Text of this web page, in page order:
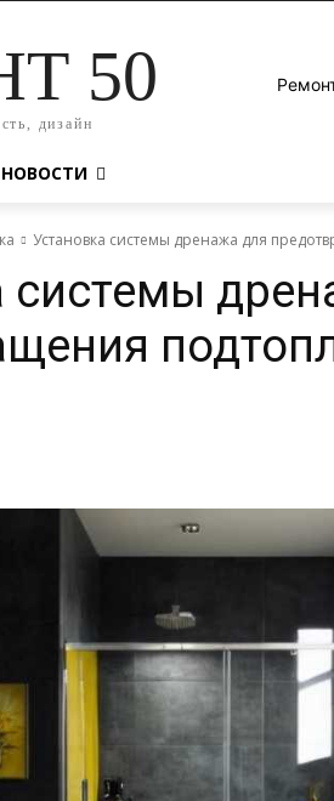
50
дизайн
Установка системы дренажа для
системы